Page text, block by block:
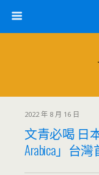
2022 年 8 月 16 日
文青必喝 日
Arabica」台